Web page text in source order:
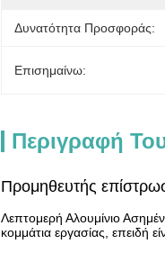
Δυνατότητα Προσφοράς:
Επισημαίνω:
Περιγραφή
Προμηθευτής
Λεπτομερή Αλουμίνιο
κομμάτια εργασίας, επειδή